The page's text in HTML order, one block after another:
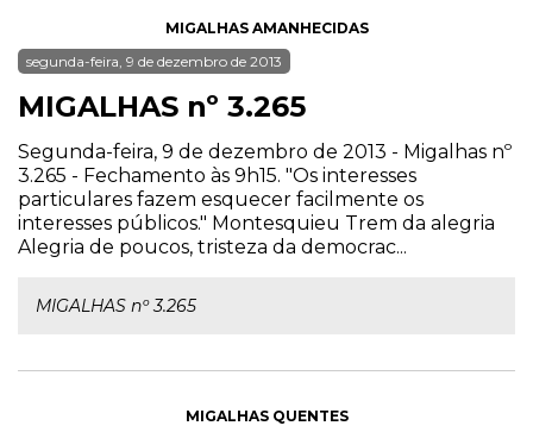
MIGALHAS AMANHECIDAS
segunda-feira, 9 de dezembro de 2013
MIGALHAS nº 3.265
Segunda-feira, 9 de dezembro de 2013 - Migalhas nº
3.265 - Fechamento às 9h15. "Os interesses
particulares fazem esquecer facilmente os
interesses públicos." Montesquieu Trem da alegria
Alegria de poucos, tristeza da democrac...
MIGALHAS nº 3.265
MIGALHAS QUENTES